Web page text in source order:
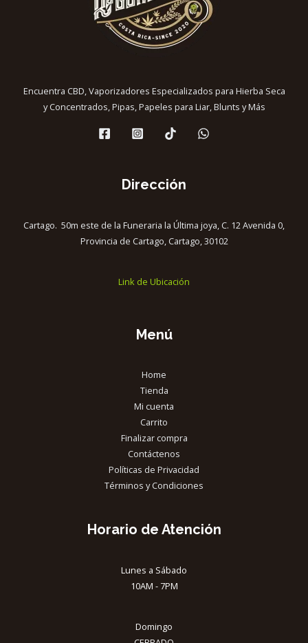
Encuentra CBD, Vaporizadores Especializados para Hierba Seca
y Concentrados, Pipas, Papeles para Liar, Blunts y Más
Dirección
Cartago. 50m este de la Funeraria la Última joya, C. 12 Avenida 0,
Provincia de Cartago, Cartago, 30102
Link de Ubicación
Menú
Home
Tienda
Mi cuenta
Carrito
Finalizar compra
Contáctenos
Políticas de Privacidad
Términos y Condiciones
Horario de Atención
Lunes a Sábado
10AM - 7PM
Domingo